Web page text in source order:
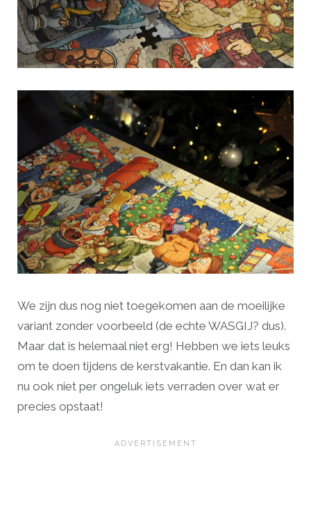
We zijn dus nog niet toegekomen aan de moeilijke
variant zonder voorbeeld (de echte WASGIJ? dus).
Maar dat is helemaal niet erg! Hebben we iets leuks
om te doen tijdens de kerstvakantie. En dan kan ik
nu ook niet per ongeluk iets verraden over wat er
precies opstaat!